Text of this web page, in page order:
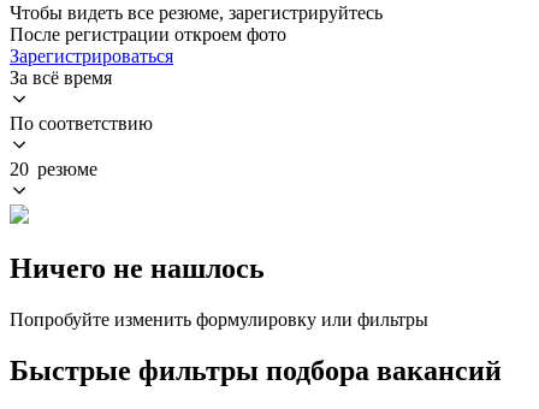
Чтобы видеть все резюме, зарегистрируйтесь
После регистрации откроем фото
Зарегистрироваться
За всё время
По соответствию
20 резюме
Ничего не нашлось
Попробуйте изменить формулировку или фильтры
Быстрые фильтры подбора вакансий